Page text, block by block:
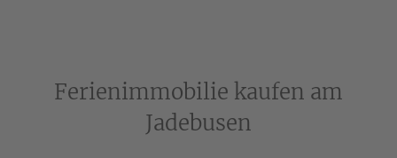
Ihre Telefonnummer *
Ferienimmobilie kaufen am
Jadebusen